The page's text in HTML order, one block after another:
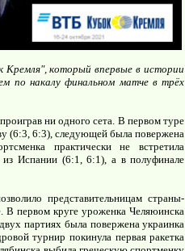
Кремля", который впервые в истории
по накалу финальном матче в трёх
ни одного сета. В первом туре
(6:3, 6:3), следующей была повержена
практически не встретила
Испании (6:1, 6:1), а в полуфинале
представительницам страны-
В первом круге уроженка Челяюинска
партиях была повержена украинка
турнир покинула первая ракетка